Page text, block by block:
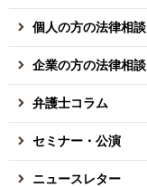
個人の方の法律相談
企業の方の法律相談
弁護士コラム
セミナー・公演
ニュースレター